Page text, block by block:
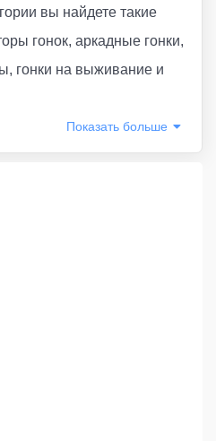
вы найдете такие
гонок, аркадные гонки,
гонки на выживание и
Показать больше